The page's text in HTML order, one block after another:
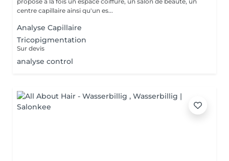
centre capillaire ainsi qu'un es...
Analyse Capillaire
Tricopigmentation
Sur devis
analyse control